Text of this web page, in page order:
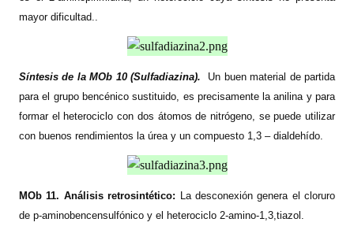
mayor dificultad..
Síntesis de la MOb 10 (Sulfadiazina).
Un buen material de partida
para el grupo bencénico sustituido, es precisamente la anilina y para
formar el heterociclo con dos átomos de nitrógeno, se puede utilizar
con buenos rendimientos la úrea y un compuesto 1,3 – dialdehído.
MOb 11. Análisis retrosintético: La desconexión genera el cloruro
de p-aminobencensulfónico y el heterociclo 2-amino-1,3,tiazol.